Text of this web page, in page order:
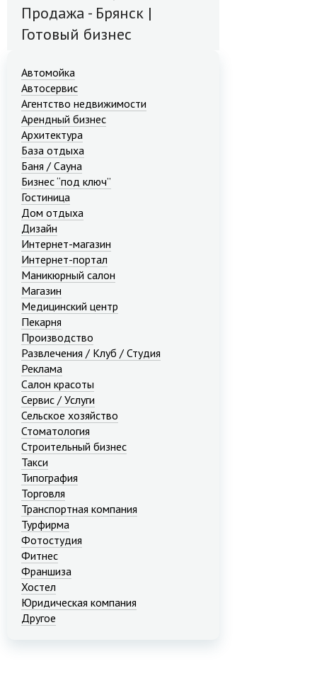
Продажа - Брянск |
Готовый бизнес
Автомойка
Автосервис
Агентство недвижимости
Арендный бизнес
Архитектура
База отдыха
Баня / Сауна
Бизнес “под ключ”
Гостиница
Дом отдыха
Дизайн
Интернет-магазин
Интернет-портал
Маникюрный салон
Магазин
Медицинский центр
Пекарня
Производство
Развлечения / Клуб / Студия
Реклама
Салон красоты
Сервис / Услуги
Сельское хозяйство
Стоматология
Строительный бизнес
Такси
Типография
Торговля
Транспортная компания
Турфирма
Фотостудия
Фитнес
Франшиза
Хостел
Юридическая компания
Другое